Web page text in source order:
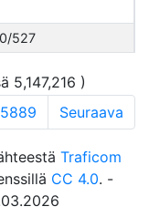
527
5,147,216 )
Seuraava
Traficom
CC 4.0. -